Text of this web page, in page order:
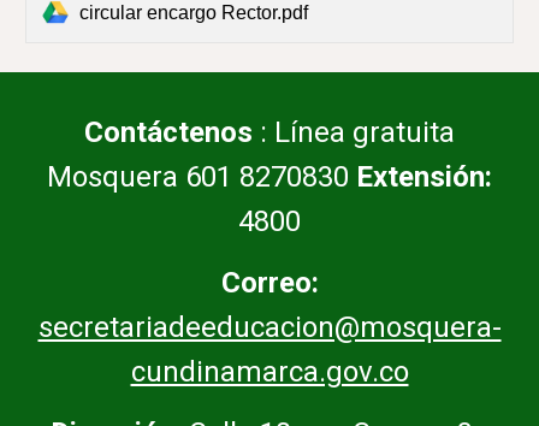
circular encargo Rector.pdf
Contáctenos : Línea gratuita
Mosquera 601 8270830 Extensión:
4800
Correo:
secretariadeeducacion@mosquera-
cundinamarca.gov.co